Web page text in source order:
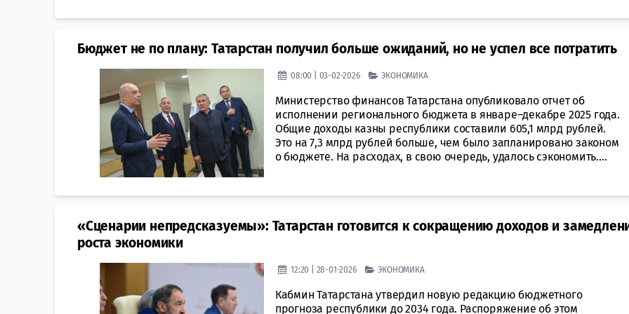
Бюджет не по плану: Татарстан получил больше ожиданий, но не успел все потратить
08:00 | 03-02-2026 ЭКОНОМИКА
Министерство финансов Татарстана опубликовало отчет об
исполнении регионального бюджета в январе–декабре 2025 года.
Общие доходы казны республики составили 605,1 млрд рублей.
Это на 7,3 млрд рублей больше, чем было запланировано законом
о бюджете. На расходах, в свою очередь, удалось сэкономить....
«Сценарии непредсказуемы»: Татарстан готовится к сокращению доходов и
роста экономики
12:20 | 28-01-2026 ЭКОНОМИКА
Кабмин Татарстана утвердил новую редакцию бюджетного
прогноза республики до 2034 года. Распоряжение об этом